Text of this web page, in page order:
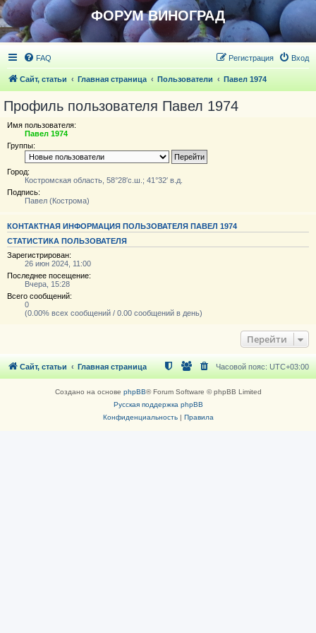
ФОРУМ ВИНОГРАД
FAQ Вход
Регистрация
Сайт, статьи Главная страница Пользователи Павел 1974
Профиль пользователя Павел 1974
Имя пользователя:
Павел 1974
Группы:
Город:
Костромская область, 58°28′с.ш.; 41°32′ в.д.
Подпись:
Павел (Кострома)
КОНТАКТНАЯ ИНФОРМАЦИЯ ПОЛЬЗОВАТЕЛЯ ПАВЕЛ 1974
СТАТИСТИКА ПОЛЬЗОВАТЕЛЯ
Зарегистрирован:
26 июн 2024, 11:00
Последнее посещение:
Вчера, 15:28
Всего сообщений:
0
(0.00% всех сообщений / 0.00 сообщений в день)
Перейти
Сайт, статьи Главная страница Часовой пояс: UTC+03:00
Создано на основе phpBB® Forum Software © phpBB Limited
Русская поддержка phpBB
Конфиденциальность| Правила